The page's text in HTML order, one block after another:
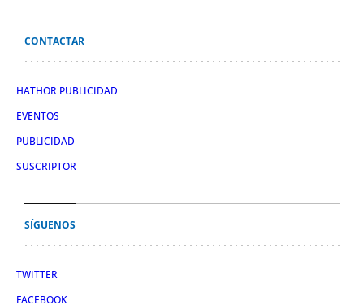
CONTACTAR
HATHOR PUBLICIDAD
EVENTOS
PUBLICIDAD
SUSCRIPTOR
SÍGUENOS
TWITTER
FACEBOOK